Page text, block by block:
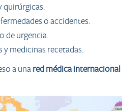
quirúrgicas.
o accidentes.
de urgencia.
medicinas recetadas.
a unared médica internacional